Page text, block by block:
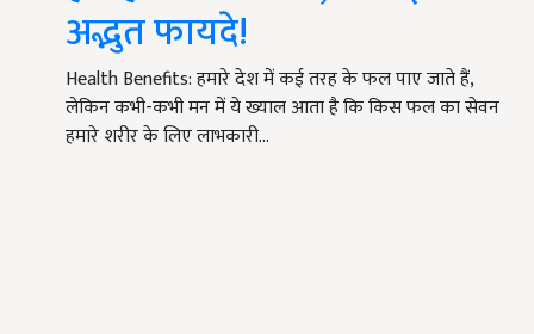
अद्भुत फायदे!
Health Benefits: हमारे देश में कई तरह के फल पाए जाते हैं,
लेकिन कभी-कभी मन में ये ख्याल आता है कि किस फल का सेवन
हमारे शरीर के लिए लाभकारी…